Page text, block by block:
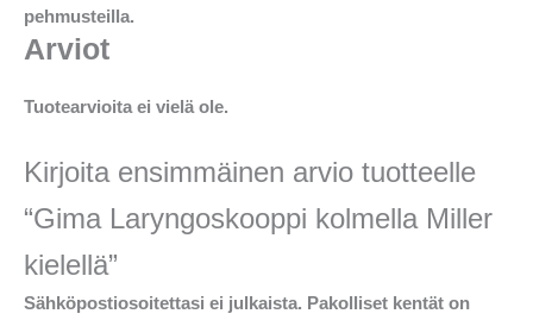
pehmusteilla.
Arviot
Tuotearvioita ei vielä ole.
Kirjoita ensimmäinen arvio tuotteelle
“Gima Laryngoskooppi kolmella Miller
kielellä”
Sähköpostiosoitettasi ei julkaista. Pakolliset kentät on